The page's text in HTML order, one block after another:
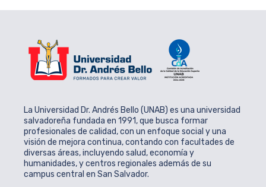
La Universidad Dr. Andrés Bello (UNAB) es una universidad
salvadoreña fundada en 1991, que busca formar
profesionales de calidad, con un enfoque social y una
visión de mejora continua, contando con facultades de
diversas áreas, incluyendo salud, economía y
humanidades, y centros regionales además de su
campus central en San Salvador.